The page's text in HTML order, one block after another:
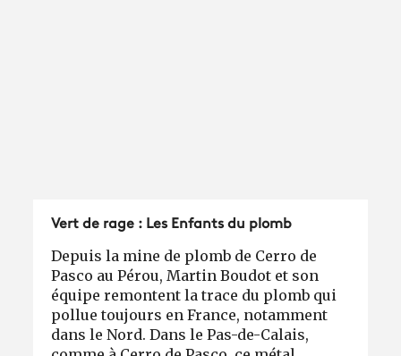
Vert de rage : Les Enfants du plomb
Depuis la mine de plomb de Cerro de
Pasco au Pérou, Martin Boudot et son
équipe remontent la trace du plomb qui
pollue toujours en France, notamment
dans le Nord. Dans le Pas-de-Calais,